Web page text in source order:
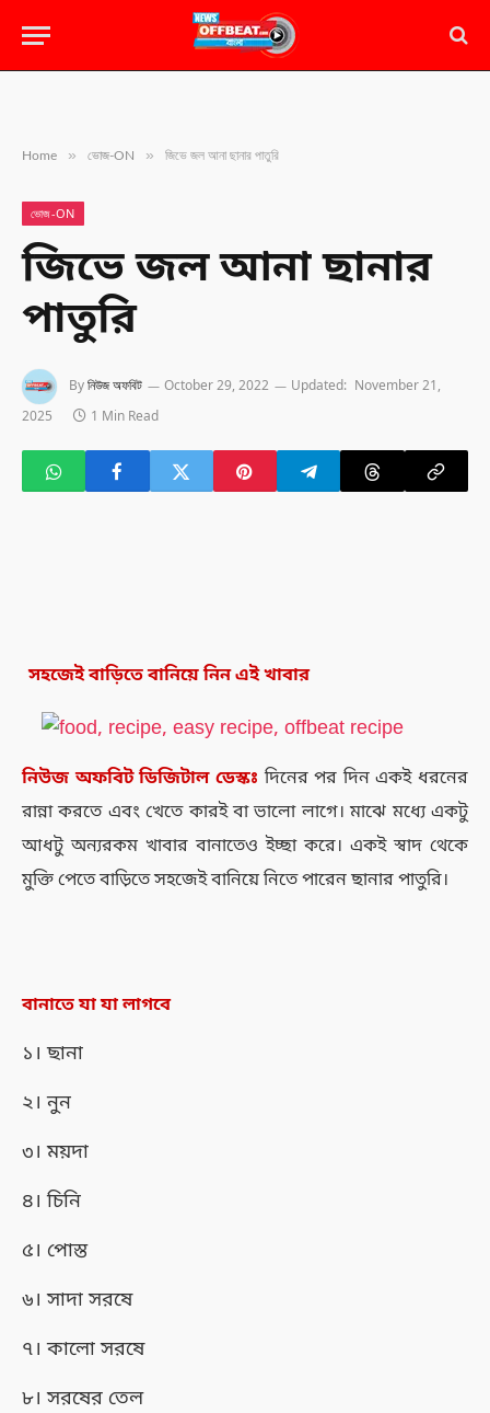
Home » ভোজ-ON » জিভে জল আনা ছানার পাতুরি
ভোজ-ON
জিভে জল আনা ছানার
পাতুরি
Byনিউজ অফবিট October 29, 2022 Updated: November 21,
2025
1 Min Read
সহজেই বাড়িতে বানিয়ে নিন এই খাবার
নিউজ অফবিট ডিজিটাল ডেস্কঃদিনের পর দিন একই ধরনের
রান্না করতে এবং খেতে কারই বা ভালো লাগে। মাঝে মধ্যে একটু
আধটু অন্যরকম খাবার বানাতেও ইচ্ছা করে। একই স্বাদ থেকে
মুক্তি পেতে বাড়িতে সহজেই বানিয়ে নিতে পারেন ছানার পাতুরি।
বানাতে যা যা লাগবে
১। ছানা
২। নুন
৩। ময়দা
৪। চিনি
৫। পোস্ত
৬। সাদা সরষে
৭। কালো সরষে
৮। সরষের তেল